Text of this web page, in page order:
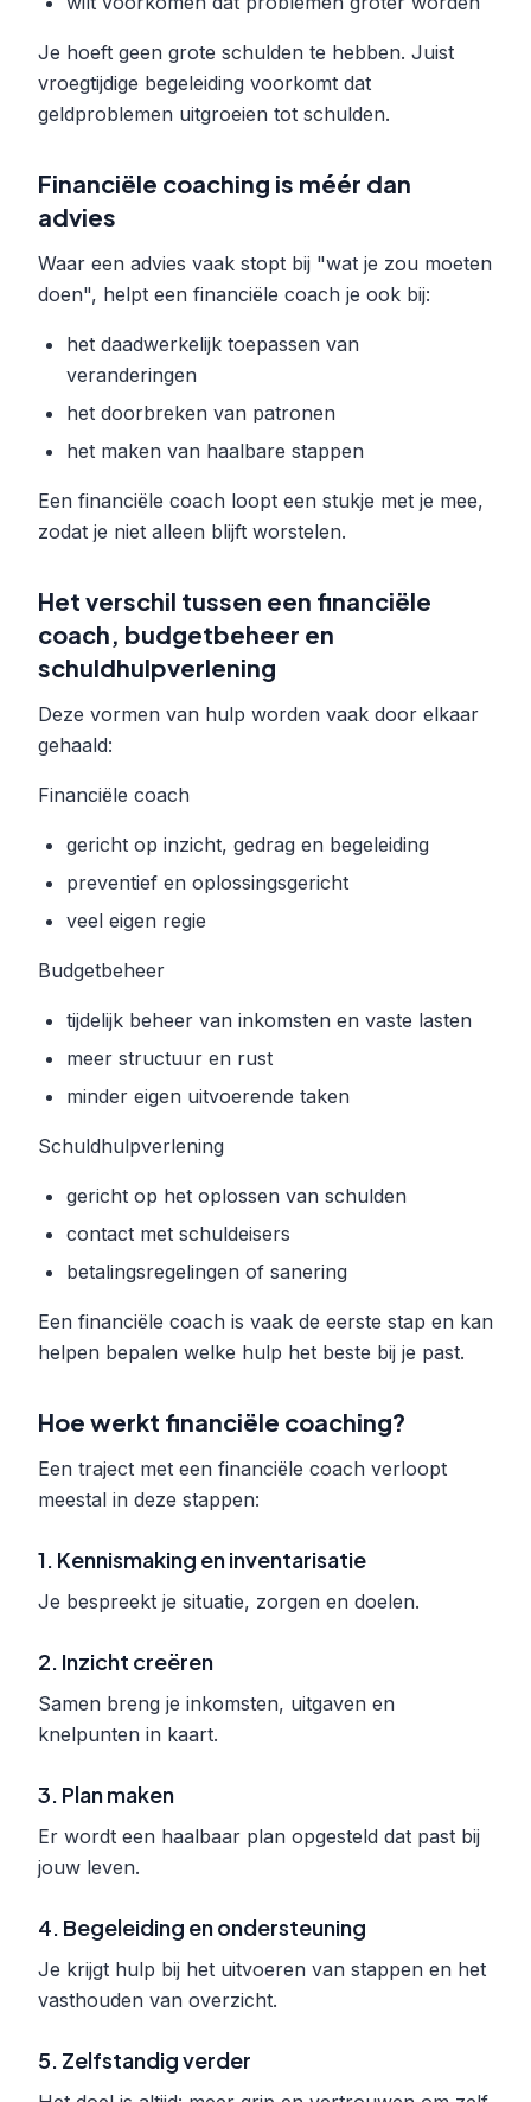
Je hoeft geen grote schulden te hebben. Juist
vroegtijdige begeleiding voorkomt dat
geldproblemen uitgroeien tot schulden.
Financiële coaching is méér dan
advies
Waar een advies vaak stopt bij "wat je zou moeten
doen", helpt een financiële coach je ook bij:
het daadwerkelijk toepassen van
veranderingen
het doorbreken van patronen
het maken van haalbare stappen
Een financiële coach loopt een stukje met je mee,
zodat je niet alleen blijft worstelen.
Het verschil tussen een financiële
coach, budgetbeheer en
schuldhulpverlening
Deze vormen van hulp worden vaak door elkaar
gehaald:
Financiële coach
gericht op inzicht, gedrag en begeleiding
preventief en oplossingsgericht
veel eigen regie
Budgetbeheer
tijdelijk beheer van inkomsten en vaste lasten
meer structuur en rust
minder eigen uitvoerende taken
Schuldhulpverlening
gericht op het oplossen van schulden
contact met schuldeisers
betalingsregelingen of sanering
Een financiële coach is vaak de eerste stap en kan
helpen bepalen welke hulp het beste bij je past.
Hoe werkt financiële coaching?
Een traject met een financiële coach verloopt
meestal in deze stappen:
1. Kennismaking en inventarisatie
Je bespreekt je situatie, zorgen en doelen.
2. Inzicht creëren
Samen breng je inkomsten, uitgaven en
knelpunten in kaart.
3. Plan maken
Er wordt een haalbaar plan opgesteld dat past bij
jouw leven.
4. Begeleiding en ondersteuning
Je krijgt hulp bij het uitvoeren van stappen en het
vasthouden van overzicht.
5. Zelfstandig verder